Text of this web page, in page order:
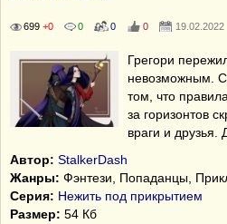
699 +0 0 0 0 19.02.2022
Грегори
невозможным.
том, что
за горизонтов
враги и друзья.
Автор: StalkerDash
Жанры: Фэнтези, Попаданцы,
Серия: Нежить под прикрытием
Размер: 54 Кб